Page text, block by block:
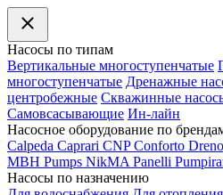
Насосы по типам
Вертикальные многоступенчатые
многоступенчатые Дренажные
центробежные Скважинные
Самовсасывающие Ин-лайн
Насосное оборудование по
Calpeda Caprari CNP Conforto Dreno
MBH Pumps NikMA Panelli
Насосы по назначению